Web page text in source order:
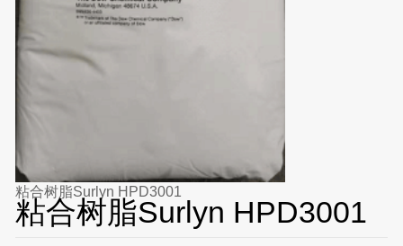
粘合树脂Surlyn HPD3001
粘合树脂Surlyn HPD3001